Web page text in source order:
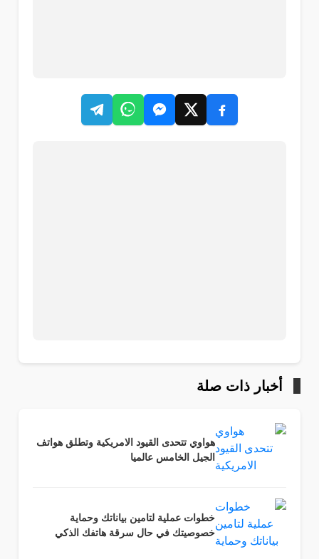
أخبار ذات صلة
هواوي تتحدى القيود الامريكية وتطلق هواتف
الجيل الخامس عالميا
خطوات عملية لتامين بياناتك وحماية
خصوصيتك في حال سرقة هاتفك الذكي